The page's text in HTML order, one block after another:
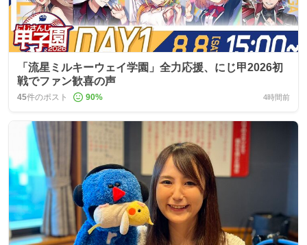
「流星ミルキーウェイ学園」全力応援、にじ甲2026初
戦でファン歓喜の声
45件のポスト 90% 4時間前